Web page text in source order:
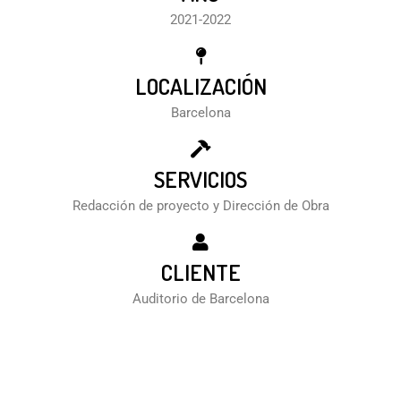
2021-2022
LOCALIZACIÓN
Barcelona
SERVICIOS
Redacción de proyecto y Dirección de Obra
CLIENTE
Auditorio de Barcelona